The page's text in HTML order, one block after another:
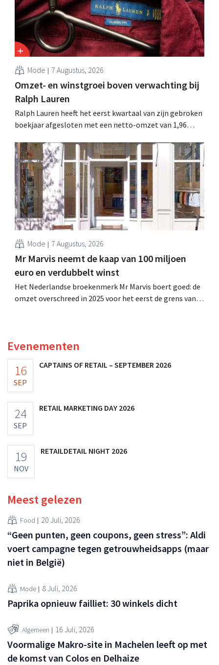
Mode 7 Augustus, 2026
Omzet- en winstgroei boven verwachting bij
Ralph Lauren
Ralph Lauren heeft het eerst kwartaal van zijn gebroken
boekjaar afgesloten met een netto-omzet van 1,96
is dan een jaar eerder. Na die beter dan verwachte start
verhoogt het bedrijf ook zijn vooruitzichten voor het
volledige boekjaar.
Mode 7 Augustus, 2026
Mr Marvis neemt de kaap van 100 miljoen
euro en verdubbelt winst
Het Nederlandse broekenmerk Mr Marvis boert goed: de
omzet overschreed in 2025 voor het eerst de grens van
Evenementen
16
SEP
CAPTAINS OF RETAIL – SEPTEMBER 2026
24
SEP
RETAIL MARKETING DAY 2026
19
NOV
RETAILDETAIL NIGHT 2026
Meest gelezen
Food 20 Juli, 2026
“Geen punten, geen coupons, geen stress”: Aldi
voert campagne tegen getrouwheidsapps (maar
niet in België)
Mode 8 Juli, 2026
Paprika opnieuw failliet: 30 winkels dicht
Algemeen 16 Juli, 2026
Voormalige Makro-site in Machelen leeft op met
de komst van Colos en Delhaize